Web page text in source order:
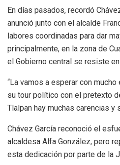
En días pasados, recordó
anunció junto con el alcalde
labores coordinadas para dar
principalmente, en la zona de
el Gobierno central se resiste en
“La vamos a esperar con
su tour político con el pretexto
Tlalpan hay muchas carencias y
Chávez García reconoció el
alcaldesa Alfa González, pero
esta dedicación por parte de la